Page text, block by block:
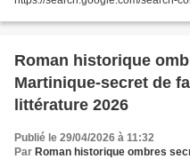
Roman historique
Martinique-secret de
littérature 2026
Publié le 29/04/2026 à 11:32
Par Roman historique ombres